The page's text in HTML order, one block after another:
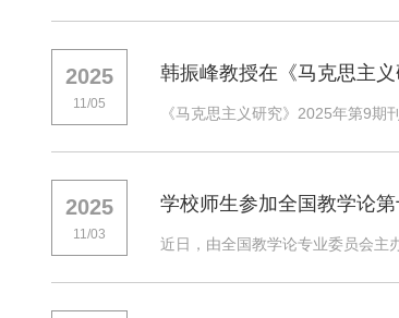
2025
11/05
韩振峰教授在《马克思主
《马克思主义研究》2025年第9期
2025
11/03
学校师生参加全国教学论
近日，由全国教学论专业委员会主